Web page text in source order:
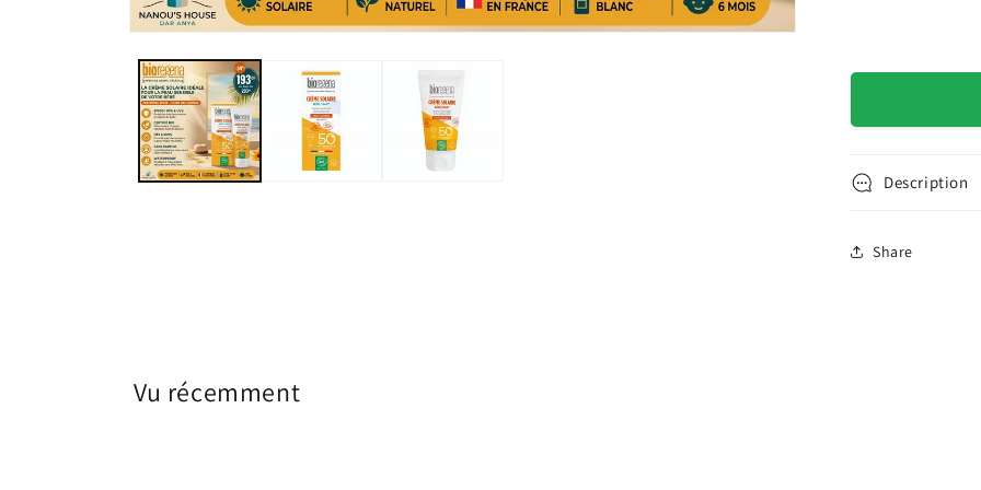
Description
Share
Vu récemment